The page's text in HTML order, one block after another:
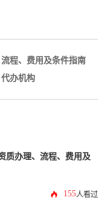
程、费用及条件指南
办机构
质办理、流程、费用及
155人看过